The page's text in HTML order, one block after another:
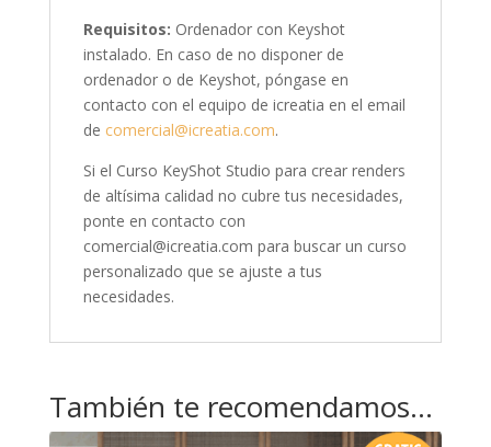
Requisitos: Ordenador con Keyshot
instalado. En caso de no disponer de
ordenador o de Keyshot, póngase en
contacto con el equipo de icreatia en el email
de comercial@icreatia.com.
Si el Curso KeyShot Studio para crear renders
de altísima calidad no cubre tus necesidades,
ponte en contacto con
comercial@icreatia.com para buscar un curso
personalizado que se ajuste a tus
necesidades.
También te recomendamos…